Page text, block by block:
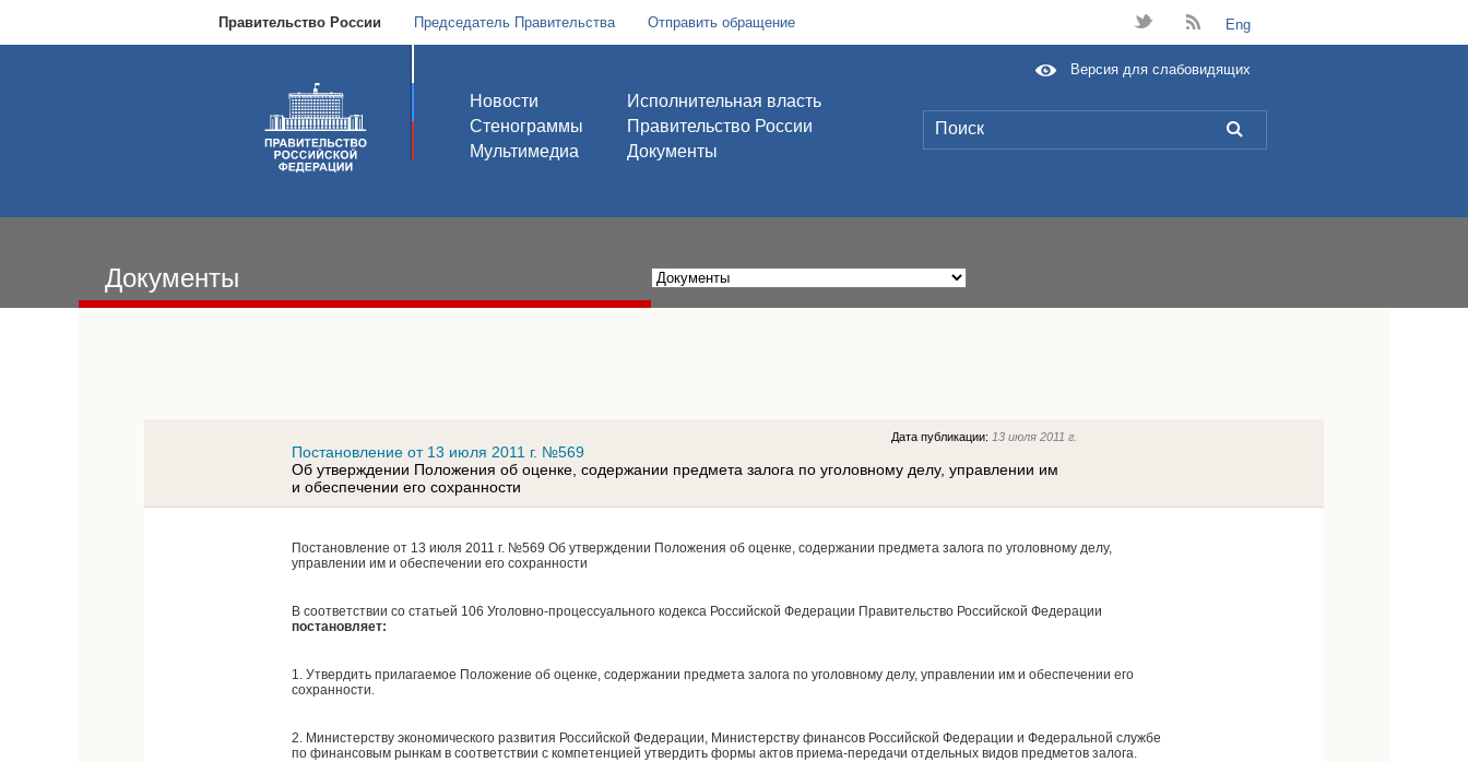
Правительство России Председатель Правительства Отправить обращение t B Eng
Новости
Стенограммы
Мультимедиа
Исполнительная власть
Правительство России
Документы
L
Версия для слабовидящих
Документы
Дата публикации: 13 июля 2011 г.
Постановление от 13 июля 2011 г. №569
Об утверждении Положения об оценке, содержании предмета залога по уголовному делу, управлении им
и обеспечении его сохранности
Постановление от 13 июля 2011 г. №569 Об утверждении Положения об оценке, содержании предмета залога по уголовному делу,
управлении им и обеспечении его сохранности
В соответствии со статьей 106 Уголовно-процессуального кодекса Российской Федерации Правительство Российской Федерации
постановляет:
1. Утвердить прилагаемое Положение об оценке, содержании предмета залога по уголовному делу, управлении им и обеспечении его
сохранности.
2. Министерству экономического развития Российской Федерации, Министерству финансов Российской Федерации и Федеральной службе
по финансовым рынкам в соответствии с компетенцией утвердить формы актов приема-передачи отдельных видов предметов залога.